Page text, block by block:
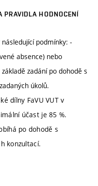
PRAVIDLA HODNOCENÍ
podmínky: -
absence) nebo
zadání po dohodě s
úkolů.
dílny FaVU VUT v
účast je 85 %.
po dohodě s
konzultací.